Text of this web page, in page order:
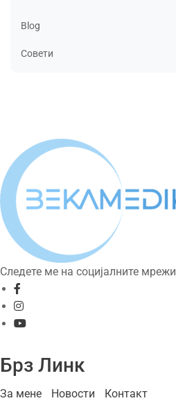
Blog
Совети
Следете ме на социјалните мрежи
Брз Линк
За мене Новости Контакт